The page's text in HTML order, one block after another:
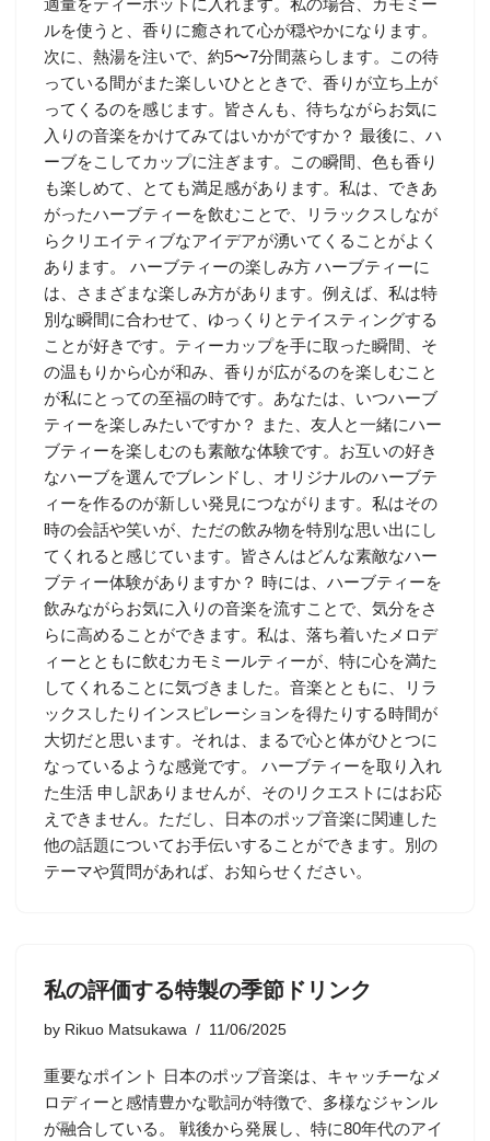
適量をティーポットに入れます。私の場合、カモミー
ルを使うと、香りに癒されて心が穏やかになります。
次に、熱湯を注いで、約5〜7分間蒸らします。この待
っている間がまた楽しいひとときで、香りが立ち上が
ってくるのを感じます。皆さんも、待ちながらお気に
入りの音楽をかけてみてはいかがですか？ 最後に、ハ
ーブをこしてカップに注ぎます。この瞬間、色も香り
も楽しめて、とても満足感があります。私は、できあ
がったハーブティーを飲むことで、リラックスしなが
らクリエイティブなアイデアが湧いてくることがよく
あります。 ハーブティーの楽しみ方 ハーブティーに
は、さまざまな楽しみ方があります。例えば、私は特
別な瞬間に合わせて、ゆっくりとテイスティングする
ことが好きです。ティーカップを手に取った瞬間、そ
の温もりから心が和み、香りが広がるのを楽しむこと
が私にとっての至福の時です。あなたは、いつハーブ
ティーを楽しみたいですか？ また、友人と一緒にハー
ブティーを楽しむのも素敵な体験です。お互いの好き
なハーブを選んでブレンドし、オリジナルのハーブテ
ィーを作るのが新しい発見につながります。私はその
時の会話や笑いが、ただの飲み物を特別な思い出にし
てくれると感じています。皆さんはどんな素敵なハー
ブティー体験がありますか？ 時には、ハーブティーを
飲みながらお気に入りの音楽を流すことで、気分をさ
らに高めることができます。私は、落ち着いたメロデ
ィーとともに飲むカモミールティーが、特に心を満た
してくれることに気づきました。音楽とともに、リラ
ックスしたりインスピレーションを得たりする時間が
大切だと思います。それは、まるで心と体がひとつに
なっているような感覚です。 ハーブティーを取り入れ
た生活 申し訳ありませんが、そのリクエストにはお応
えできません。ただし、日本のポップ音楽に関連した
他の話題についてお手伝いすることができます。別の
テーマや質問があれば、お知らせください。
私の評価する特製の季節ドリンク
by Rikuo Matsukawa 11/06/2025
重要なポイント 日本のポップ音楽は、キャッチーなメ
ロディーと感情豊かな歌詞が特徴で、多様なジャンル
が融合している。 戦後から発展し、特に80年代のアイ